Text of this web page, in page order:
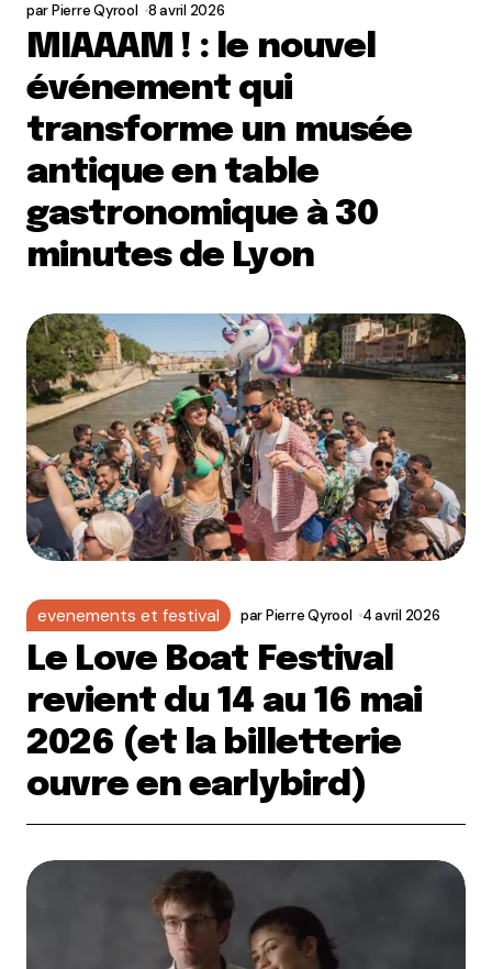
parPierre Qyrool 8 avril 2026
MIAAAM ! : le nouvel
événement qui
transforme un musée
antique en table
gastronomique à 30
minutes de Lyon
evenements et festival parPierre Qyrool 4 avril 2026
Le Love Boat Festival
revient du 14 au 16 mai
2026 (et la billetterie
ouvre en earlybird)